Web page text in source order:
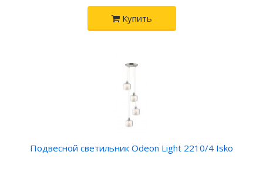
Купить
Подвесной светильник Odeon Light 2210/4 Isko